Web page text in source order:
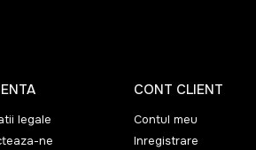
legale
ne
CONT CLIENT
Contul meu
Inregistrare